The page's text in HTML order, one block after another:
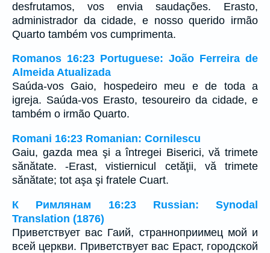
desfrutamos, vos envia saudações. Erasto,
administrador da cidade, e nosso querido irmão
Quarto também vos cumprimenta.
Romanos 16:23 Portuguese: João Ferreira de
Almeida Atualizada
Saúda-vos Gaio, hospedeiro meu e de toda a
igreja. Saúda-vos Erasto, tesoureiro da cidade, e
também o irmão Quarto.
Romani 16:23 Romanian: Cornilescu
Gaiu, gazda mea şi a întregei Biserici, vă trimete
sănătate. -Erast, vistiernicul cetăţii, vă trimete
sănătate; tot aşa şi fratele Cuart.
К Римлянам 16:23 Russian: Synodal
Translation (1876)
Приветствует вас Гаий, странноприимец мой и
всей церкви. Приветствует вас Ераст, городской